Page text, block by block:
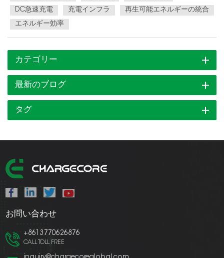
DC急速充電
充電インフラ
再生可能エネルギーの統合
エネルギー効率
カテゴリー
最新のブログ
タグ
お問い合わせ
+8613770626876
CALL TOLL FREE